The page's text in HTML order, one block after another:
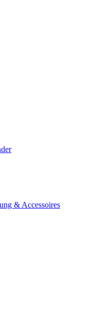
& Accessoires